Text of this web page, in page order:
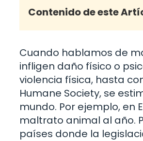
Contenido de este
Cuando hablamos de
infligen daño físico o
violencia física, hasta
Humane Society, se
mundo. Por ejemplo, en
maltrato animal al año.
países donde la